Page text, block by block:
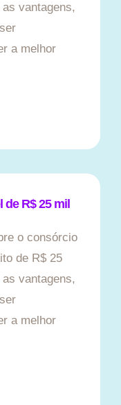
vantagens,
a melhor
R$ 25 mil
o consórcio
de R$ 25
vantagens,
a melhor